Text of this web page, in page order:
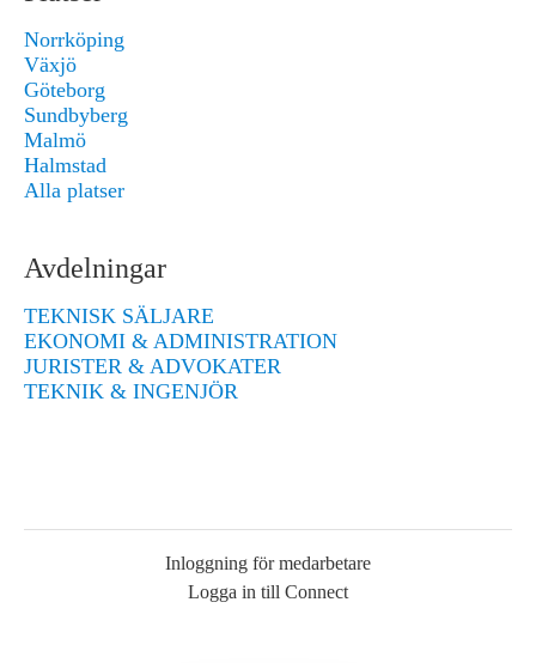
Norrköping
Växjö
Göteborg
Sundbyberg
Malmö
Halmstad
Alla platser
Avdelningar
TEKNISK SÄLJARE
EKONOMI & ADMINISTRATION
JURISTER & ADVOKATER
TEKNIK & INGENJÖR
Inloggning för medarbetare
Logga in till Connect